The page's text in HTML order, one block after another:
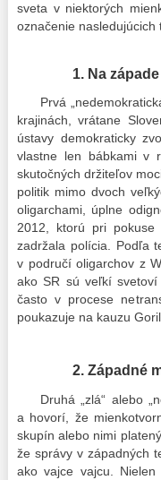
sveta v niektorých
označenie nasledujúcich
1. Na
Prvá
krajinách, vrátane
ústavy demokraticky
vlastne len bábkami v
skutočných držiteľov
politik mimo dvoch
oligarchami, úplne
2012, ktorú pri pokuse
zadržala polícia. Podľa
v područí oligarchov z
ako SR sú veľkí svetoví
často v procese
poukazuje na kauzu
2. Západné
Druhá „zlá“ alebo
a hovorí, že
skupín alebo nimi
že správy v západných
ako vajce vajcu.